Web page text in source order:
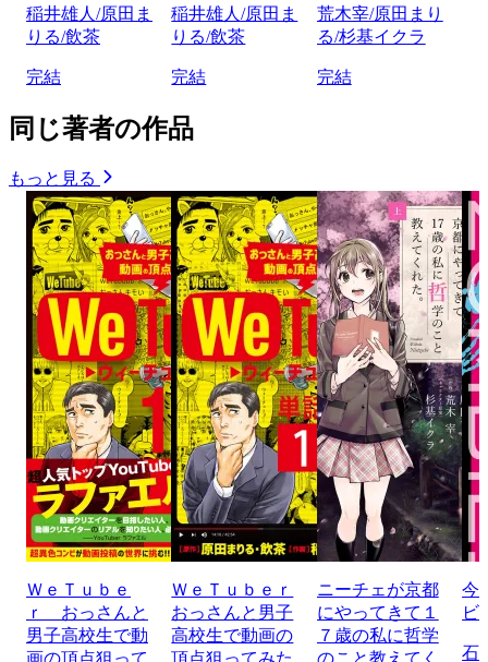
稲井雄人/原田ま
りる/飲茶
完結
稲井雄人/原田ま
りる/飲茶
完結
荒木宰/原田まり
る/杉基イクラ
完結
同じ著者の作品
もっと見る
ＷｅＴｕｂｅ
ｒ おっさんと
男子高校生で動
画の頂点狙って
ＷｅＴｕｂｅｒ
おっさんと男子
高校生で動画の
頂点狙ってみた
ニーチェが京都
にやってきて１
７歳の私に哲学
のこと教えてく
今
ビ
石